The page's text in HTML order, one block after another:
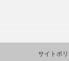
サイトポ